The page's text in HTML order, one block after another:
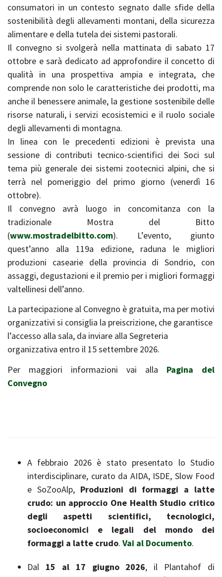
consumatori in un contesto segnato dalle sfide della
sostenibilità degli allevamenti montani, della sicurezza
alimentare e della tutela dei sistemi pastorali.
Il convegno si svolgerà nella mattinata di sabato 17
ottobre e sarà dedicato ad approfondire il concetto di
qualità in una prospettiva ampia e integrata, che
comprende non solo le caratteristiche dei prodotti, ma
anche il benessere animale, la gestione sostenibile delle
risorse naturali, i servizi ecosistemici e il ruolo sociale
degli allevamenti di montagna.
In linea con le precedenti edizioni è prevista una
sessione di contributi tecnico-scientifici dei Soci sul
tema più generale dei sistemi zootecnici alpini, che si
terrà nel pomeriggio del primo giorno (venerdì 16
ottobre).
Il convegno avrà luogo in concomitanza con la
tradizionale Mostra del Bitto
(www.mostradelbitto.com). L’evento, giunto
quest’anno alla 119a edizione, raduna le migliori
produzioni casearie della provincia di Sondrio, con
assaggi, degustazioni e il premio per i migliori formaggi
valtellinesi dell’anno.
La partecipazione al Convegno è gratuita, ma per motivi
organizzativi si consiglia la preiscrizione, che garantisce
l’accesso alla sala, da inviare alla Segreteria
organizzativa entro il 15 settembre 2026.
Per maggiori informazioni vai alla Pagina del
Convegno
A febbraio 2026 è stato presentato lo Studio
interdisciplinare, curato da AIDA, ISDE, Slow Food
e SoZooAlp, Produzioni di formaggi a latte
crudo: un approccio One Health Studio critico
degli aspetti scientifici, tecnologici,
socioeconomici e legali del mondo dei
formaggi a latte crudo. Vai al Documento.
Dal 15 al 17 giugno 2026, il Plantahof di